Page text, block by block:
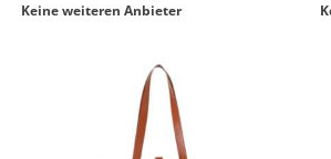
Keine weiteren Anbieter